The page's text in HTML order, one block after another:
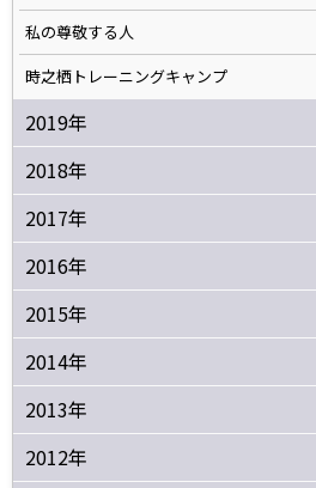
私の尊敬する人
時之栖トレーニングキャンプ
2019年
2018年
2017年
2016年
2015年
2014年
2013年
2012年